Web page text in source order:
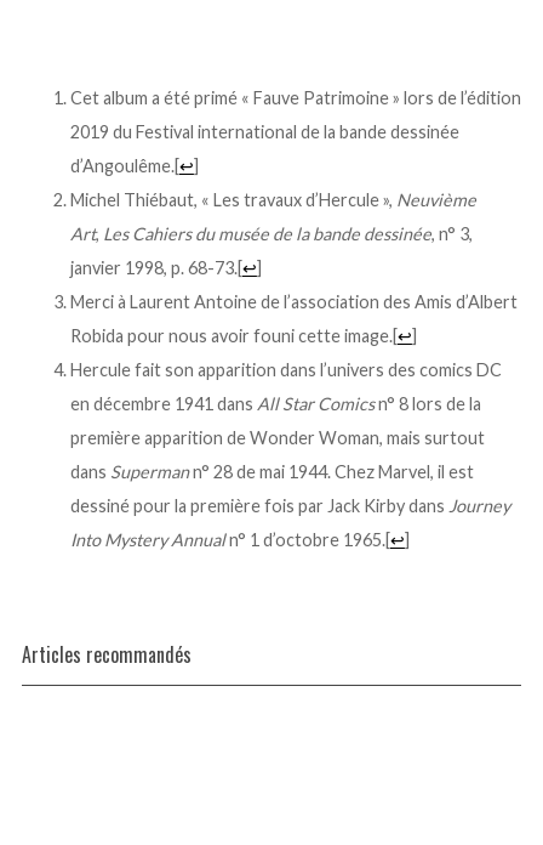
Cet album a été primé « Fauve Patrimoine » lors de l’édition
2019 du Festival international de la bande dessinée
d’Angoulême.[↩]
Michel Thiébaut, « Les travaux d’Hercule », Neuvième
Art, Les Cahiers du musée de la bande dessinée, n° 3,
janvier 1998, p. 68-73.[↩]
Merci à Laurent Antoine de l’association des Amis d’Albert
Robida pour nous avoir founi cette image.[↩]
Hercule fait son apparition dans l’univers des comics DC
en décembre 1941 dans All Star Comicsn° 8 lors de la
première apparition de Wonder Woman, mais surtout
dans Supermann° 28 de mai 1944. Chez Marvel, il est
dessiné pour la première fois par Jack Kirby dans Journey
Into Mystery Annualn° 1 d’octobre 1965.[↩]
Articles recommandés